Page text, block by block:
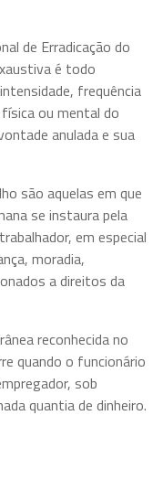
de Erradicação do
é todo
frequência
ou mental do
anulada e sua
são aquelas em que
se instaura pela
em especial
moradia,
a direitos da
reconhecida no
quando o funcionário
sob
quantia de dinheiro.